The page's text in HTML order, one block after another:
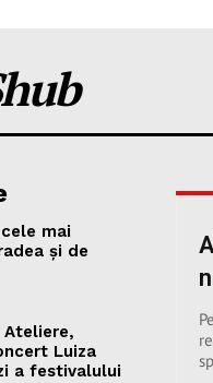
cele mai
și de
Ateliere,
Luiza
a festivalului